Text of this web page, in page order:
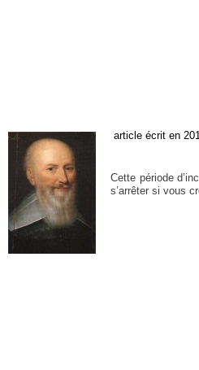
article écrit en
Cette période
s’arrêter si vous